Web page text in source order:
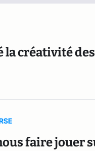
créativité
faire jouer